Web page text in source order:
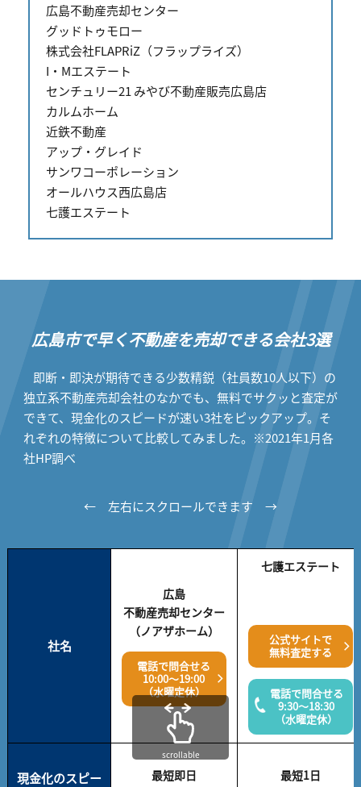
広島不動産売却センター
グッドトゥモロー
株式会社FLAPRiZ（フラップライズ）
I・Mエステート
センチュリー21 みやび不動産販売広島店
カルムホーム
近鉄不動産
アップ・グレイド
サンワコーポレーション
オールハウス西広島店
七護エステート
広島市で早く不動産を売却できる会社3選
即断・即決が期待できる少数精鋭（社員数10人以下）の
独立系不動産売却会社のなかでも、無料でサクッと査定が
できて、現金化のスピードが速い3社をピックアップ。そ
れぞれの特徴について比較してみました。※2021年1月各
社HP調べ
← 左右にスクロールできます →
社名
広島
不動産売却センター
（ノアザホーム）
電話で問合せる
10:00～19:00
（水曜定休）
七護エステート
公式サイトで
無料査定する
電話で問合せる
9:30～18:30
（水曜定休）
現金化のスピー
最短即日 最短1日
scrollable